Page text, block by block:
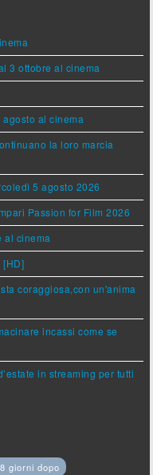
3 ottobre al cinema
al cinema
la loro marcia
5 agosto 2026
Passion for Film 2026
al cinema
[HD]
coraggiosa,con un'anima
incassi come se
in streaming per tutti
giorni dopo